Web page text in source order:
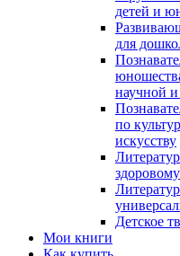
детей и
для
научной и
по
искусству
Детское
Мои книги